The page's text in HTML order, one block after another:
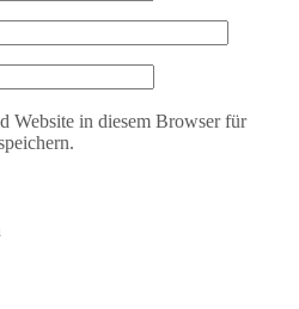
Website in diesem Browser für